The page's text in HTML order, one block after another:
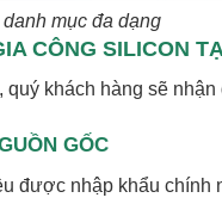
mục đa dạng
CÔNG SILICON
khách hàng sẽ
GỐC
được nhập khẩu